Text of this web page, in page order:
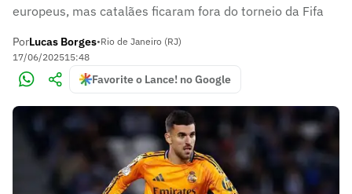
europeus, mas catalães ficaram fora do torneio da Fifa
PorLucas Borges•Rio de Janeiro (RJ)
17/06/202515:48
Favorite o Lance! no Google